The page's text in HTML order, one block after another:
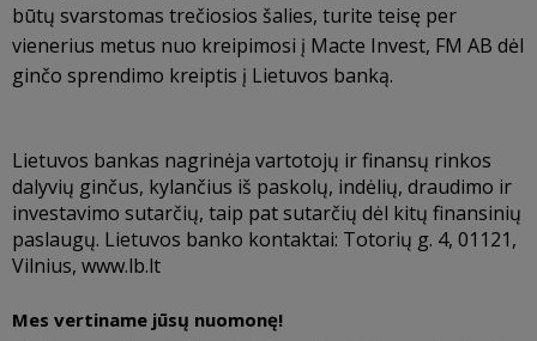
būtų svarstomas trečiosios šalies, turite teisę per
vienerius metus nuo kreipimosi į Macte Invest, FM AB dėl
ginčo sprendimo kreiptis į Lietuvos banką.
Lietuvos bankas nagrinėja vartotojų ir finansų rinkos
dalyvių ginčus, kylančius iš paskolų, indėlių, draudimo ir
investavimo sutarčių, taip pat sutarčių dėl kitų finansinių
paslaugų. Lietuvos banko kontaktai: Totorių g. 4, 01121,
Vilnius, www.lb.lt
Mes vertiname jūsų nuomonę!